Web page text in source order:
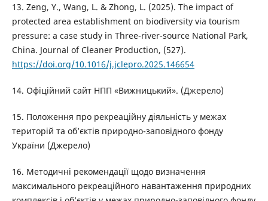
13. Zeng, Y., Wang, L. & Zhong, L. (2025). The impact of
protected area establishment on biodiversity via tourism
pressure: a case study in Three-river-source National Park,
China. Journal of Cleaner Production, (527).
https://doi.org/10.1016/j.jclepro.2025.146654
14. Офіційний сайт НПП «Вижницький». (Джерело)
15. Положення про рекреаційну діяльність у межах
територій та об’єктів природно-заповідного фонду
України (Джерело)
16. Методичні рекомендації щодо визначення
максимального рекреаційного навантаження природних